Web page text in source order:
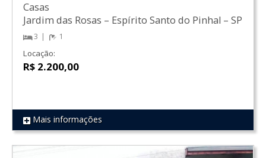
REF 1855
Casas
Jardim das Rosas – Espírito Santo do Pinhal – SP
3 1
Locação:
R$ 2.200,00
Mais informações